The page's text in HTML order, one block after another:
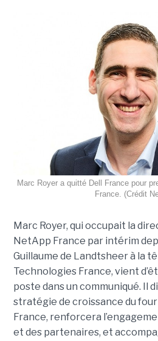
Marc Royer a quitté Dell France pour
France. (Crédit
Marc Royer, qui occupait la
NetApp France par intérim
Guillaume de Landtsheer à la
Technologies France, vient
poste dans un communiqué. Il
stratégie de croissance du
France, renforcera
et des partenaires, et